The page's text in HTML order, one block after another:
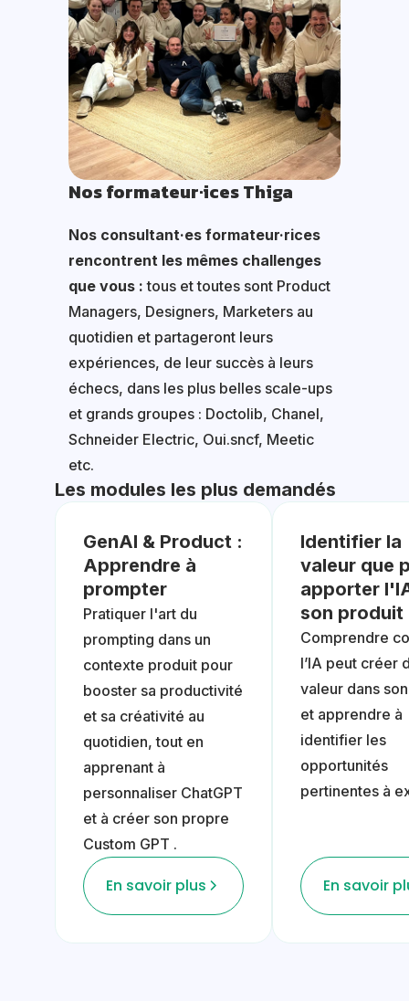
Nos formateur·ices Thiga
Nos consultant·es formateur·rices
rencontrent les mêmes challenges
que vous : tous et toutes sont Product
Managers, Designers, Marketers au
quotidien et partageront leurs
expériences, de leur succès à leurs
échecs, dans les plus belles scale-ups
et grands groupes : Doctolib, Chanel,
Schneider Electric, Oui.sncf, Meetic
etc.
Les modules les plus demandés
GenAI & Product :
Apprendre à
prompter
Pratiquer l'art du
prompting dans un
contexte produit pour
booster sa productivité
et sa créativité au
quotidien, tout en
apprenant à
personnaliser ChatGPT
et à créer son propre
Custom GPT .
En savoir plus
Identifier la
valeur que
apporter
son produit
Comprendre
l’IA peut créer
valeur dans
et apprendre à
identifier les
opportunités
pertinentes à
En savoir